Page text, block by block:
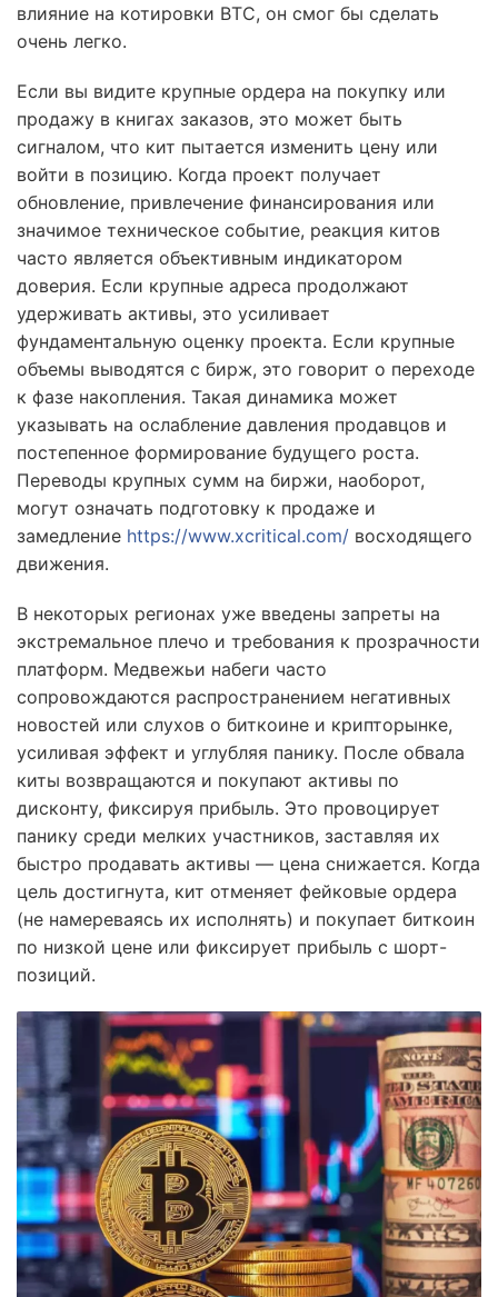
влияние на котировки BTC, он смог бы сделать
очень легко.
Если вы видите крупные ордера на покупку или
продажу в книгах заказов, это может быть
сигналом, что кит пытается изменить цену или
войти в позицию. Когда проект получает
обновление, привлечение финансирования или
значимое техническое событие, реакция китов
часто является объективным индикатором
доверия. Если крупные адреса продолжают
удерживать активы, это усиливает
фундаментальную оценку проекта. Если крупные
объемы выводятся с бирж, это говорит о переходе
к фазе накопления. Такая динамика может
указывать на ослабление давления продавцов и
постепенное формирование будущего роста.
Переводы крупных сумм на биржи, наоборот,
могут означать подготовку к продаже и
замедление https://www.xcritical.com/ восходящего
движения.
В некоторых регионах уже введены запреты на
экстремальное плечо и требования к прозрачности
платформ. Медвежьи набеги часто
сопровождаются распространением негативных
новостей или слухов о биткоине и крипторынке,
усиливая эффект и углубляя панику. После обвала
киты возвращаются и покупают активы по
дисконту, фиксируя прибыль. Это провоцирует
панику среди мелких участников, заставляя их
быстро продавать активы — цена снижается. Когда
цель достигнута, кит отменяет фейковые ордера
(не намереваясь их исполнять) и покупает биткоин
по низкой цене или фиксирует прибыль с шорт-
позиций.